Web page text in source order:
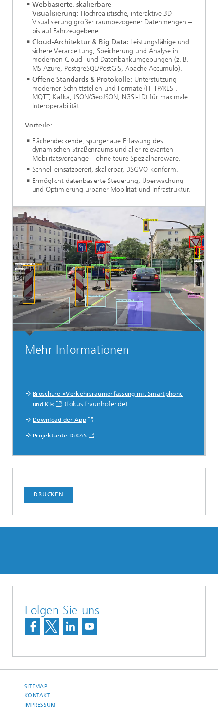
Webbasierte, skalierbare
Visualisierung: Hochrealistische, interaktive 3D-
Visualisierung großer raumbezogener Datenmengen –
bis auf Fahrzeugebene.
Cloud-Architektur & Big Data: Leistungsfähige und
sichere Verarbeitung, Speicherung und Analyse in
modernen Cloud- und Datenbankumgebungen (z. B.
MS Azure, PostgreSQL/PostGIS, Apache Accumulo).
Offene Standards & Protokolle: Unterstützung
moderner Schnittstellen und Formate (HTTP/REST,
MQTT, Kafka, JSON/GeoJSON, NGSI-LD) für maximale
Interoperabilität.
Vorteile:
Flächendeckende, spurgenaue Erfassung des
dynamischen Straßenraums und aller relevanten
Mobilitätsvorgänge – ohne teure Spezialhardware.
Schnell einsatzbereit, skalierbar, DSGVO-konform.
Ermöglicht datenbasierte Steuerung, Überwachung
und Optimierung urbaner Mobilität und Infrastruktur.
Mehr Informationen
Broschüre »Verkehrsraumerfassung mit Smartphone
und KI«
(fokus.fraunhofer.de)
Download der App
Projektseite DiKAS
DRUCKEN
Folgen Sie uns
SITEMAP
KONTAKT
IMPRESSUM